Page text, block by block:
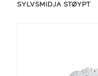
SYLVSMIDJA STØYPT